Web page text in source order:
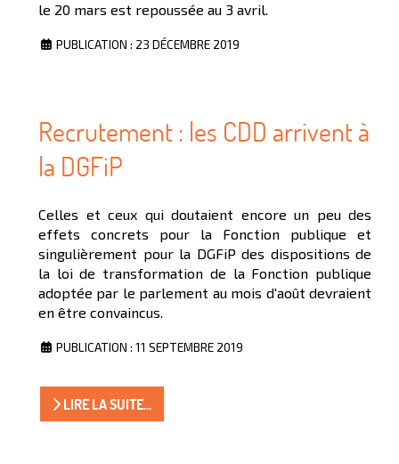
le 20 mars est repoussée au 3 avril.
PUBLICATION : 23 DÉCEMBRE 2019
Recrutement : les CDD arrivent à
la DGFiP
Celles et ceux qui doutaient encore un peu des
effets concrets pour la Fonction publique et
singulièrement pour la DGFiP des dispositions de
la loi de transformation de la Fonction publique
adoptée par le parlement au mois d'août devraient
en être convaincus.
PUBLICATION : 11 SEPTEMBRE 2019
LIRE LA SUITE...